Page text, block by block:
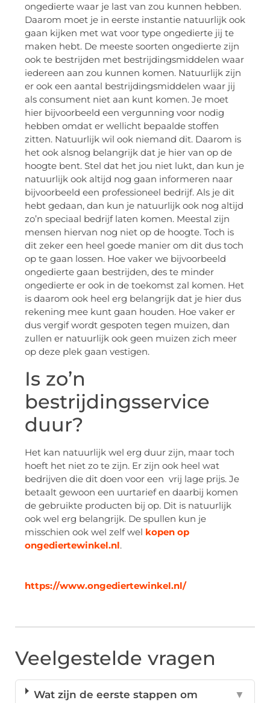
ongedierte waar je last van zou kunnen hebben.
Daarom moet je in eerste instantie natuurlijk ook
gaan kijken met wat voor type ongedierte jij te
maken hebt. De meeste soorten ongedierte zijn
ook te bestrijden met bestrijdingsmiddelen waar
iedereen aan zou kunnen komen. Natuurlijk zijn
er ook een aantal bestrijdingsmiddelen waar jij
als consument niet aan kunt komen. Je moet
hier bijvoorbeeld een vergunning voor nodig
hebben omdat er wellicht bepaalde stoffen
zitten. Natuurlijk wil ook niemand dit. Daarom is
het ook alsnog belangrijk dat je hier van op de
hoogte bent. Stel dat het jou niet lukt, dan kun je
natuurlijk ook altijd nog gaan informeren naar
bijvoorbeeld een professioneel bedrijf. Als je dit
hebt gedaan, dan kun je natuurlijk ook nog altijd
zo’n speciaal bedrijf laten komen. Meestal zijn
mensen hiervan nog niet op de hoogte. Toch is
dit zeker een heel goede manier om dit dus toch
op te gaan lossen. Hoe vaker we bijvoorbeeld
ongedierte gaan bestrijden, des te minder
ongedierte er ook in de toekomst zal komen. Het
is daarom ook heel erg belangrijk dat je hier dus
rekening mee kunt gaan houden. Hoe vaker er
dus vergif wordt gespoten tegen muizen, dan
zullen er natuurlijk ook geen muizen zich meer
op deze plek gaan vestigen.
Is zo’n
bestrijdingsservice
duur?
Het kan natuurlijk wel erg duur zijn, maar toch
hoeft het niet zo te zijn. Er zijn ook heel wat
bedrijven die dit doen voor een vrij lage prijs. Je
betaalt gewoon een uurtarief en daarbij komen
de gebruikte producten bij op. Dit is natuurlijk
ook wel erg belangrijk. De spullen kun je
misschien ook wel zelf wel kopen op
ongediertewinkel.nl.
https://www.ongediertewinkel.nl/
Veelgestelde vragen
Wat zijn de eerste stappen om
▼